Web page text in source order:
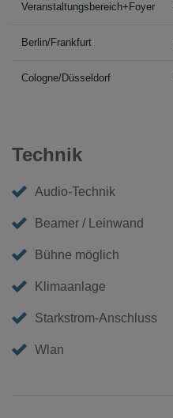
Veranstaltungsbereich+Foyer
Berlin/Frankfurt
Cologne/Düsseldorf
Technik
Audio-Technik
Beamer / Leinwand
Bühne möglich
Klimaanlage
Starkstrom-Anschluss
Wlan